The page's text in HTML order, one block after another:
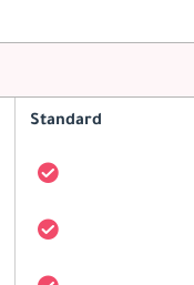
Standard